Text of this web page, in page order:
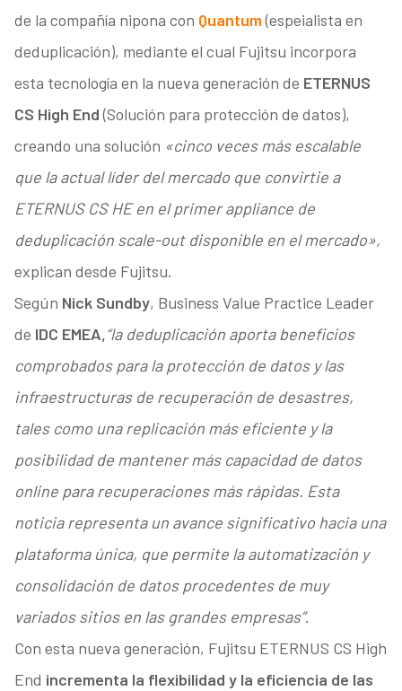
de la compañía nipona con Quantum(espeialista en
deduplicación), mediante el cual Fujitsu incorpora
esta tecnología en la nueva generación de ETERNUS
CS High End(Solución para protección de datos),
creando una solución «cinco veces más escalable
que la actual líder del mercado que convirtie a
ETERNUS CS HE en el primer appliance de
deduplicación scale-out disponible en el mercado»,
explican desde Fujitsu.
Según Nick Sundby, Business Value Practice Leader
de IDC EMEA,“la deduplicación aporta beneficios
comprobados para la protección de datos y las
infraestructuras de recuperación de desastres,
tales como una replicación más eficiente y la
posibilidad de mantener más capacidad de datos
online para recuperaciones más rápidas. Esta
noticia representa un avance significativo hacia una
plataforma única, que permite la automatización y
consolidación de datos procedentes de muy
variados sitios en las grandes empresas”.
Con esta nueva generación, Fujitsu ETERNUS CS High
End incrementa la flexibilidad y la eficiencia de las